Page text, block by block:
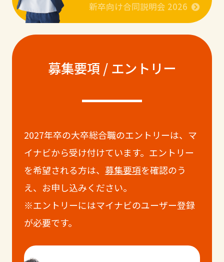
新卒向け合同説明会 2026
募集要項 / エントリー
2027年卒の大卒総合職のエントリーは、マ
イナビから受け付けています。エントリー
を希望される方は、 募集要項を確認のう
え、お申し込みください。
※エントリーにはマイナビのユーザー登録
が必要です。